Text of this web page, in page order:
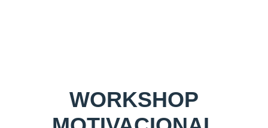
WORKSHOP